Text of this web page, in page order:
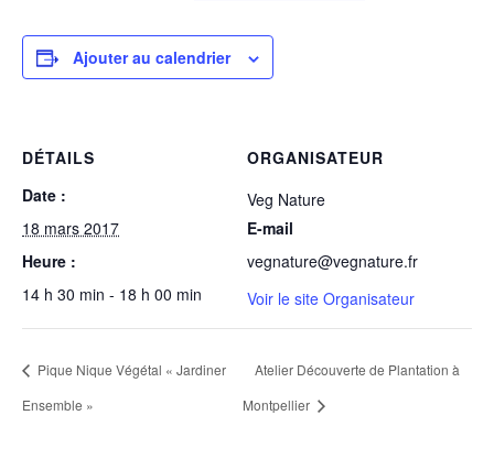
Ajouter au calendrier
DÉTAILS
Date :
18 mars 2017
Heure :
14 h 30 min - 18 h 00 min
ORGANISATEUR
Veg Nature
E-mail
vegnature@vegnature.fr
Voir le site Organisateur
Pique Nique Végétal « Jardiner
Ensemble »
Atelier Découverte de Plantation à
Montpellier